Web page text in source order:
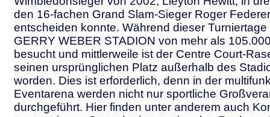
den 16-fachen Grand Slam-Sieger Roger
entscheiden konnte. Während dieser
GERRY WEBER STADION von mehr als
besucht und mittlerweile ist der Centre Court-
seinen ursprünglichen Platz außerhalb des
worden. Dies ist erforderlich, denn in der
Eventarena werden nicht nur sportliche
durchgeführt. Hier finden unter anderem auch